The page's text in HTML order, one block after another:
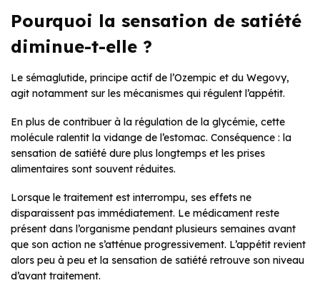
Pourquoi la sensation de satiété
diminue-t-elle ?
Le sémaglutide, principe actif de l’Ozempic et du Wegovy,
agit notamment sur les mécanismes qui régulent l’appétit.
En plus de contribuer à la régulation de la glycémie, cette
molécule ralentit la vidange de l’estomac. Conséquence : la
sensation de satiété dure plus longtemps et les prises
alimentaires sont souvent réduites.
Lorsque le traitement est interrompu, ses effets ne
disparaissent pas immédiatement. Le médicament reste
présent dans l’organisme pendant plusieurs semaines avant
que son action ne s’atténue progressivement. L’appétit revient
alors peu à peu et la sensation de satiété retrouve son niveau
d’avant traitement.